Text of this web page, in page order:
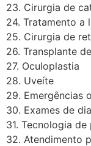
23. Cirurgia de
24. Tratamento a
25. Cirurgia de
26. Transplante
27. Oculoplastia
28. Uveíte
29. Emergências
30. Exames de
31. Tecnologia de
32. Atendimento